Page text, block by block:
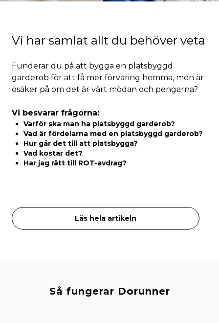
Vi har samlat allt du behöver veta
Funderar du på att bygga en platsbyggd
garderob för att få mer förvaring hemma, men är
osäker på om det är värt mödan och pengarna?
Vi besvarar frågorna:
Varför ska man ha platsbyggd garderob?
Vad är fördelarna med en platsbyggd garderob?
Hur går det till att platsbygga?
Vad kostar det?
Har jag rätt till ROT-avdrag?
Läs hela artikeln
Så fungerar Dorunner